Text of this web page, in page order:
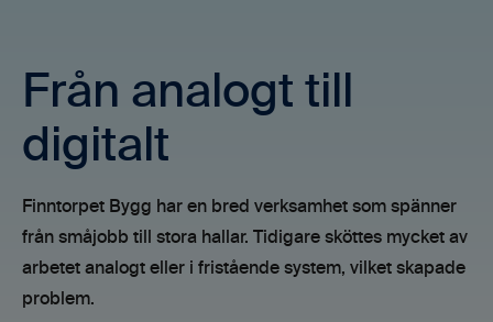
Från analogt till
digitalt
Finntorpet Bygg har en bred verksamhet som spänner
från småjobb till stora hallar. Tidigare sköttes mycket av
arbetet analogt eller i fristående system, vilket skapade
problem.